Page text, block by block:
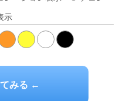
示
みる ←